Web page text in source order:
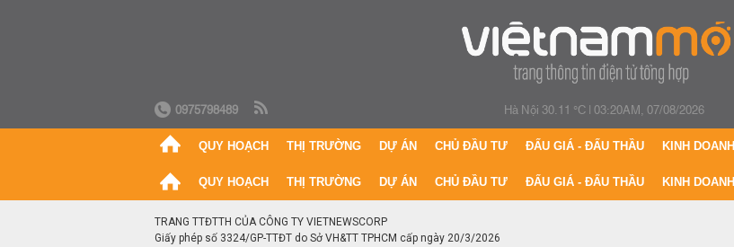
0975798489 Hà Nội 30.11 °C|03:20AM, 07/08/2026
QUY HOẠCH THỊ TRƯỜNG DỰ ÁN CHỦ ĐẦU TƯ ĐẤU GIÁ - ĐẤU THẦU KINH DOANH
QUY HOẠCH THỊ TRƯỜNG DỰ ÁN CHỦ ĐẦU TƯ ĐẤU GIÁ - ĐẤU THẦU KINH DOANH
TRANG TTĐTTH CỦA CÔNG TY VIETNEWSCORP
Giấy phép số 3324/GP-TTĐT do Sở VH&TT TPHCM cấp ngày 20/3/2026